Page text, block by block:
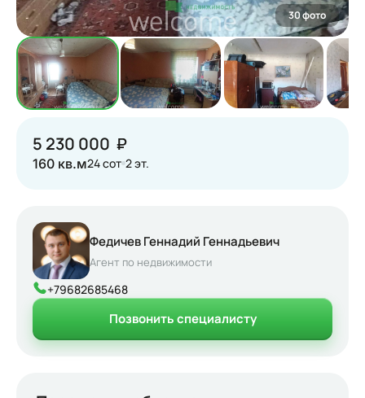
30фото
5 230 000
160 кв.м24 сот 2 эт.
Федичев Геннадий Геннадьевич
Агент по недвижимости
+79682685468
Позвонить специалисту